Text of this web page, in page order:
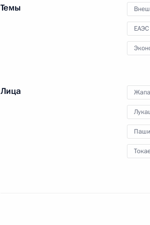
Рабочий визит в Киргизию.
Пресс-конференция по итогам
Темы
ЕАЭС
Лица